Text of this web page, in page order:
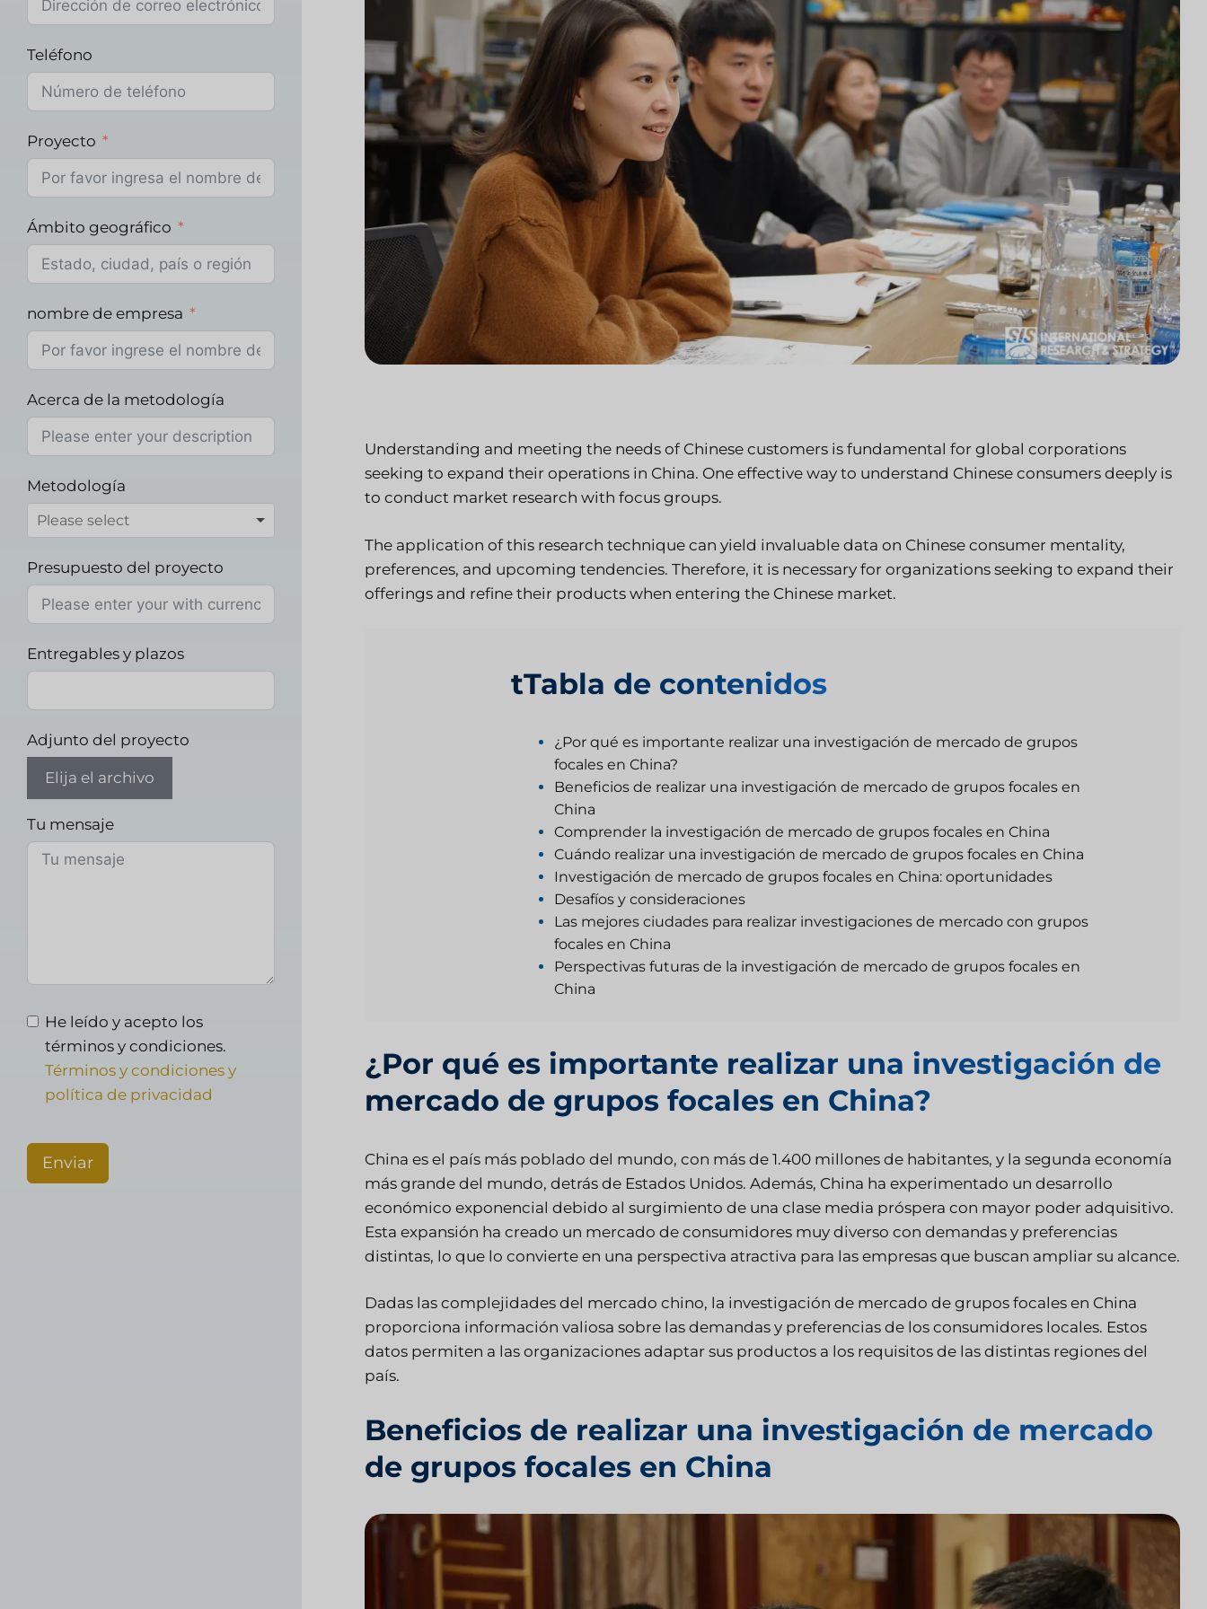
Understanding and meeting the needs of Chinese customers is fundamental for global corporations
seeking to expand their operations in China. One effective way to understand Chinese consumers deeply is
to conduct market research with focus groups.
The application of this research technique can yield invaluable data on Chinese consumer mentality,
preferences, and upcoming tendencies. Therefore, it is necessary for organizations seeking to expand their
offerings and refine their products when entering the Chinese market.
tTabla de contenidos
¿Por qué es importante realizar una investigación de mercado de grupos
focales en China?
Beneficios de realizar una investigación de mercado de grupos focales en
China
Comprender la investigación de mercado de grupos focales en China
Cuándo realizar una investigación de mercado de grupos focales en China
Investigación de mercado de grupos focales en China: oportunidades
Desafíos y consideraciones
Las mejores ciudades para realizar investigaciones de mercado con grupos
focales en China
Perspectivas futuras de la investigación de mercado de grupos focales en
China
¿Por qué es importante realizar una investigación de
mercado de grupos focales en China?
China es el país más poblado del mundo, con más de 1.400 millones de habitantes, y la segunda economía
más grande del mundo, detrás de Estados Unidos. Además, China ha experimentado un desarrollo
económico exponencial debido al surgimiento de una clase media próspera con mayor poder adquisitivo.
Esta expansión ha creado un mercado de consumidores muy diverso con demandas y preferencias
distintas, lo que lo convierte en una perspectiva atractiva para las empresas que buscan ampliar su alcance.
Dadas las complejidades del mercado chino, la investigación de mercado de grupos focales en China
proporciona información valiosa sobre las demandas y preferencias de los consumidores locales. Estos
datos permiten a las organizaciones adaptar sus productos a los requisitos de las distintas regiones del
país.
Beneficios de realizar una investigación de mercado
de grupos focales en China
Teléfono
Proyecto
Ámbito geográfico
nombre de empresa
Acerca de la metodología
Metodología
Presupuesto del proyecto
Entregables y plazos
Adjunto del proyecto
Elija el archivo
Tu mensaje
He leído y acepto los
términos y condiciones.
Términos y condiciones y
política de privacidad
Enviar